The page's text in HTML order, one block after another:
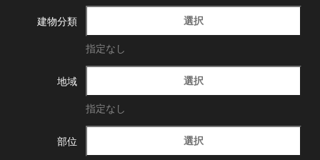
建物分類 選択
指定なし
地域 選択
指定なし
部位 選択